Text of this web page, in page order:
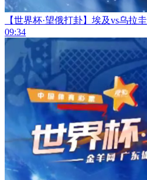
【世界杯·望俄打卦】埃及vs乌拉圭
09:34